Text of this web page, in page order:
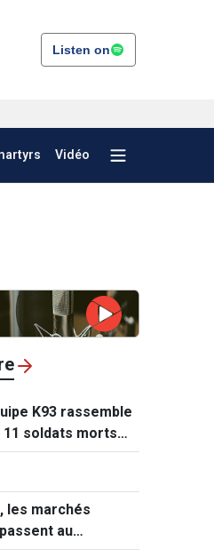
Listen on
Vidéo
K93 rassemble
soldats morts
les marchés
au